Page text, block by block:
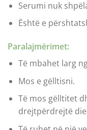
Serumi nuk
Është e
Paralajmërimet:
Të mbahet larg
Mos e gëlltisni.
Të mos gëlltitet
drejtpërdrejtë